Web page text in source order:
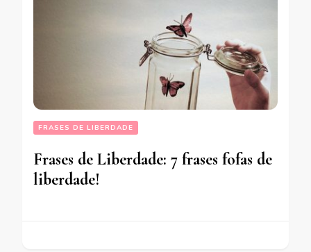
FRASES DE LIBERDADE
Frases de Liberdade: 7 frases fofas de
liberdade!